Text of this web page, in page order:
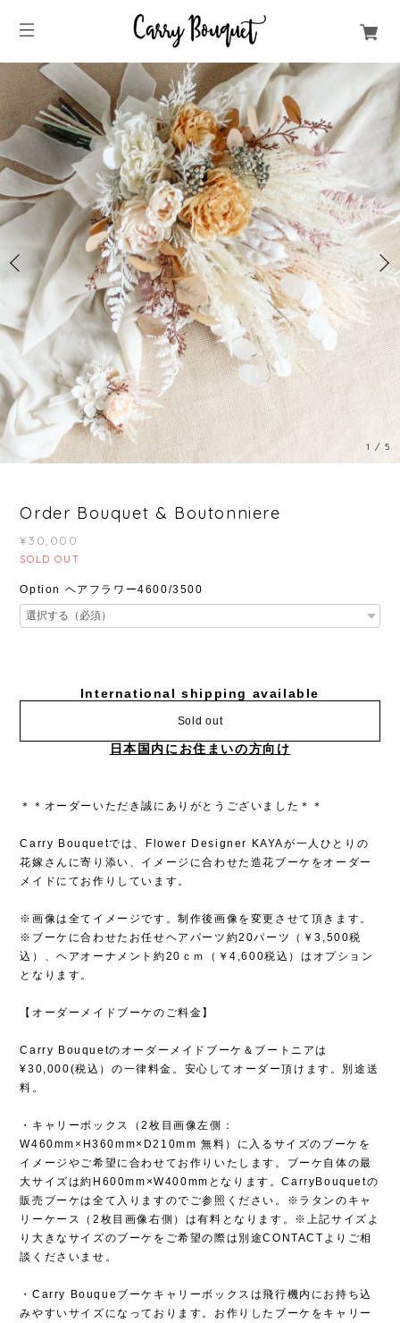
1 /5
Order Bouquet & Boutonniere
¥30,000
SOLD OUT
Option ヘアフラワー4600/3500
International shipping available
Sold out
日本国内にお住まいの方向け
＊＊オーダーいただき誠にありがとうございました＊＊
Carry Bouquetでは、Flower Designer KAYAが一人ひとりの
花嫁さんに寄り添い、イメージに合わせた造花ブーケをオーダー
メイドにてお作りしています。
※画像は全てイメージです。制作後画像を変更させて頂きます。
※ブーケに合わせたお任せヘアパーツ約20パーツ（￥3,500税
込）、ヘアオーナメント約20ｃｍ（￥4,600税込）はオプション
となります。
【オーダーメイドブーケのご料金】
Carry Bouquetのオーダーメイドブーケ＆ブートニアは
¥30,000(税込）の一律料金。安心してオーダー頂けます。別途送
料。
・キャリーボックス（2枚目画像左側：
W460mm×H360mm×D210mm 無料）に入るサイズのブーケを
イメージやご希望に合わせてお作りいたします。ブーケ自体の最
大サイズは約H600mm×W400mmとなります。CarryBouquetの
販売ブーケは全て入りますのでご参照ください。※ラタンのキャ
リーケース（2枚目画像右側）は有料となります。※上記サイズよ
り大きなサイズのブーケをご希望の際は別途CONTACTよりご相
談くださいませ。
・Carry Bouqueブーケキャリーボックスは飛行機内にお持ち込
みやすいサイズになっております。お作りしたブーケをキャリー